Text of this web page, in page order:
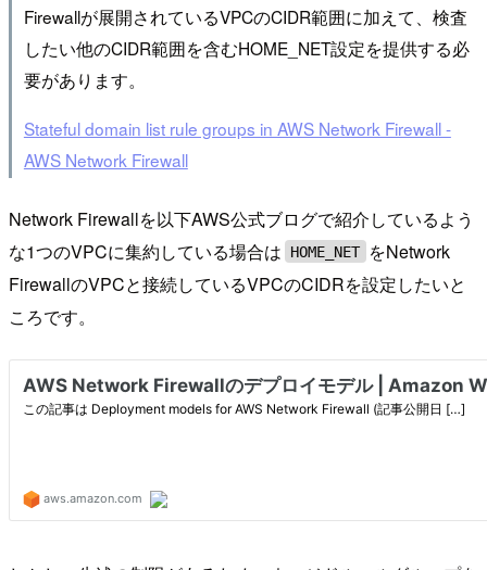
Firewallが展開されているVPCのCIDR範囲に加えて、検査
したい他のCIDR範囲を含むHOME_NET設定を提供する必
要があります。
Stateful domain list rule groups in AWS Network Firewall -
AWS Network Firewall
Network Firewallを以下AWS公式ブログで紹介しているよう
な1つのVPCに集約している場合は
HOME_NET
をNetwork
FirewallのVPCと接続しているVPCのCIDRを設定したいと
ころです。